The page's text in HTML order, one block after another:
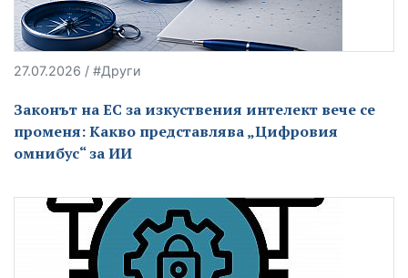
27.07.2026 / #Други
Законът на ЕС за изкуствения интелект вече се
променя: Какво представлява „Цифровия
омнибус“ за ИИ